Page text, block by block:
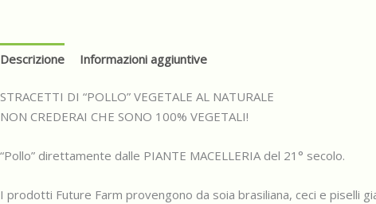
Descrizione Informazioni aggiuntive
STRACETTI DI “POLLO” VEGETALE AL NATURALE
NON CREDERAI CHE SONO 100% VEGETALI!
“Pollo” direttamente dalle PIANTE MACELLERIA del 21° secolo.
I prodotti Future Farm provengono da soia brasiliana, ceci e piselli